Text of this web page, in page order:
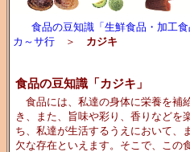
食品の豆知識「生鮮食品・加工
カ～サ行 ＞ カジキ
食品の豆知識「カジキ」
食品には、私達の身体に栄養を補
き、また、旨味や彩り、香りなどを
ち、私達が生活するうえにおいて、
欠な存在といえます。そこで、この